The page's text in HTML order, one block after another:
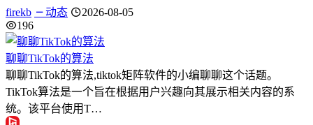
firekb 动态
2026-08-05
196
聊聊TikTok的算法
聊聊TikTok的算法,tiktok矩阵软件的小编聊聊这个话题。
TikTok算法是一个旨在根据用户兴趣向其展示相关内容的系
统。该平台使用T…